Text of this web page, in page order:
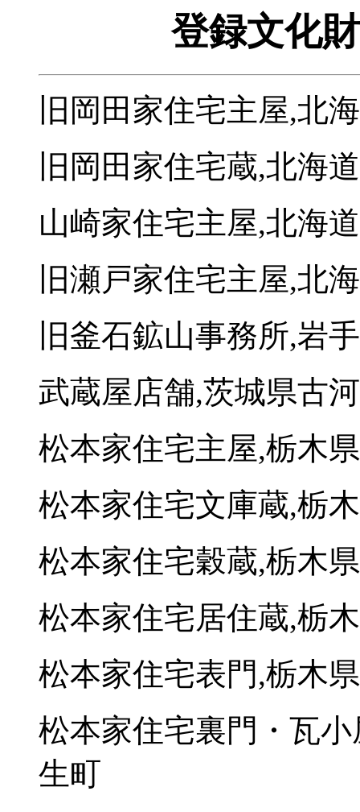
登録文化
旧岡田家住宅主屋,北
旧岡田家住宅蔵,北海
山崎家住宅主屋,北海
旧瀬戸家住宅主屋,北
旧釜石鉱山事務所,岩
武蔵屋店舗,茨城県古
松本家住宅主屋,栃木
松本家住宅文庫蔵,栃
松本家住宅穀蔵,栃木
松本家住宅居住蔵,栃
松本家住宅表門,栃木
松本家住宅裏門・瓦
生町